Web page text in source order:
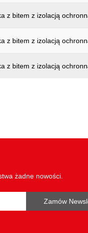
z bitem z izolacją
z bitem z izolacją
z bitem z izolacją
żadne nowości.
Zamów